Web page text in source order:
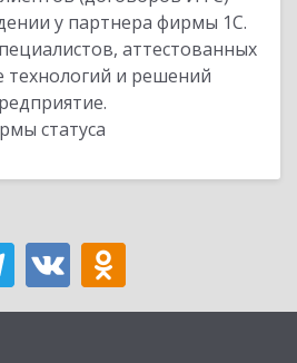
у партнера фирмы 1С.
аттестованных
технологий и решений
статуса